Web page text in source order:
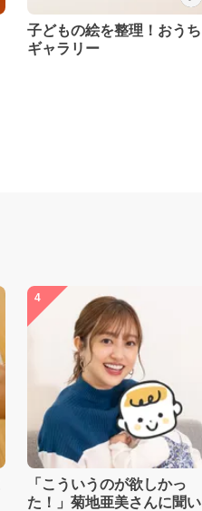
子どもの絵を整理！おうち
ギャラリー
4
「こういうのが欲しかっ
た！」菊地亜美さんに聞い